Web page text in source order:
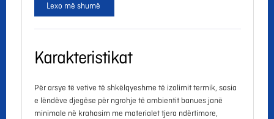
Lexo më shumë
Karakteristikat
Për arsye të vetive të shkëlqyeshme të izolimit termik, sasia
e lëndëve djegëse për ngrohje të ambientit banues janë
minimale në krahasim me materialet tjera ndërtimore,